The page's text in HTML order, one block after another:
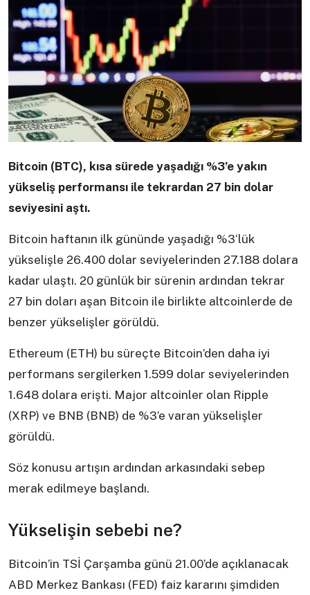
Bitcoin (BTC), kısa sürede yaşadığı %3’e yakın
yükseliş performansı ile tekrardan 27 bin dolar
seviyesini aştı.
Bitcoin haftanın ilk gününde yaşadığı %3‘lük
yükselişle 26.400 dolar seviyelerinden 27.188 dolara
kadar ulaştı. 20 günlük bir sürenin ardından tekrar
27 bin doları aşan Bitcoin ile birlikte altcoinlerde de
benzer yükselişler görüldü.
Ethereum (ETH) bu süreçte Bitcoin’den daha iyi
performans sergilerken 1.599 dolar seviyelerinden
1.648 dolara erişti. Major altcoinler olan Ripple
(XRP) ve BNB (BNB) de %3’e varan yükselişler
görüldü.
Söz konusu artışın ardından arkasındaki sebep
merak edilmeye başlandı.
Yükselişin sebebi ne?
Bitcoin’in TSİ Çarşamba günü 21.00’de açıklanacak
ABD Merkez Bankası (FED) faiz kararını şimdiden